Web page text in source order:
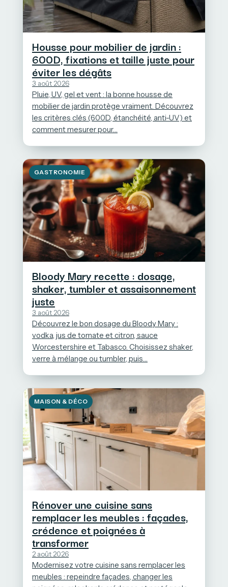
Housse pour mobilier de jardin :
600D, fixations et taille juste pour
éviter les dégâts
3 août 2026
Pluie, UV, gel et vent : la bonne housse de
mobilier de jardin protège vraiment. Découvrez
les critères clés (600D, étanchéité, anti-UV) et
comment mesurer pour…
GASTRONOMIE
Bloody Mary recette : dosage,
shaker, tumbler et assaisonnement
juste
3 août 2026
Découvrez le bon dosage du Bloody Mary :
vodka, jus de tomate et citron, sauce
Worcestershire et Tabasco. Choisissez shaker,
verre à mélange ou tumbler, puis…
MAISON & DÉCO
Rénover une cuisine sans
remplacer les meubles : façades,
crédence et poignées à
transformer
2 août 2026
Modernisez votre cuisine sans remplacer les
meubles : repeindre façades, changer les